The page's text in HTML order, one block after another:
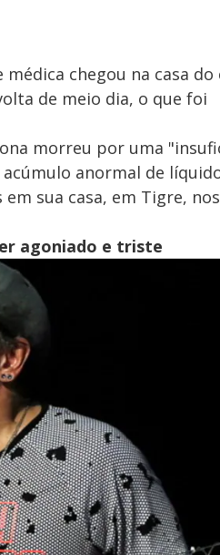
chegou na casa do
de meio dia, o que foi
morreu por uma
anormal de
sua casa, em Tigre, nos
agoniado e triste